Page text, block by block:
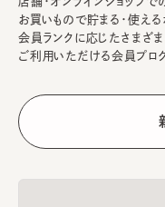
お買いもので貯まる・使える
会員ランクに応じたさまざ
ご利用いただける会員プロ